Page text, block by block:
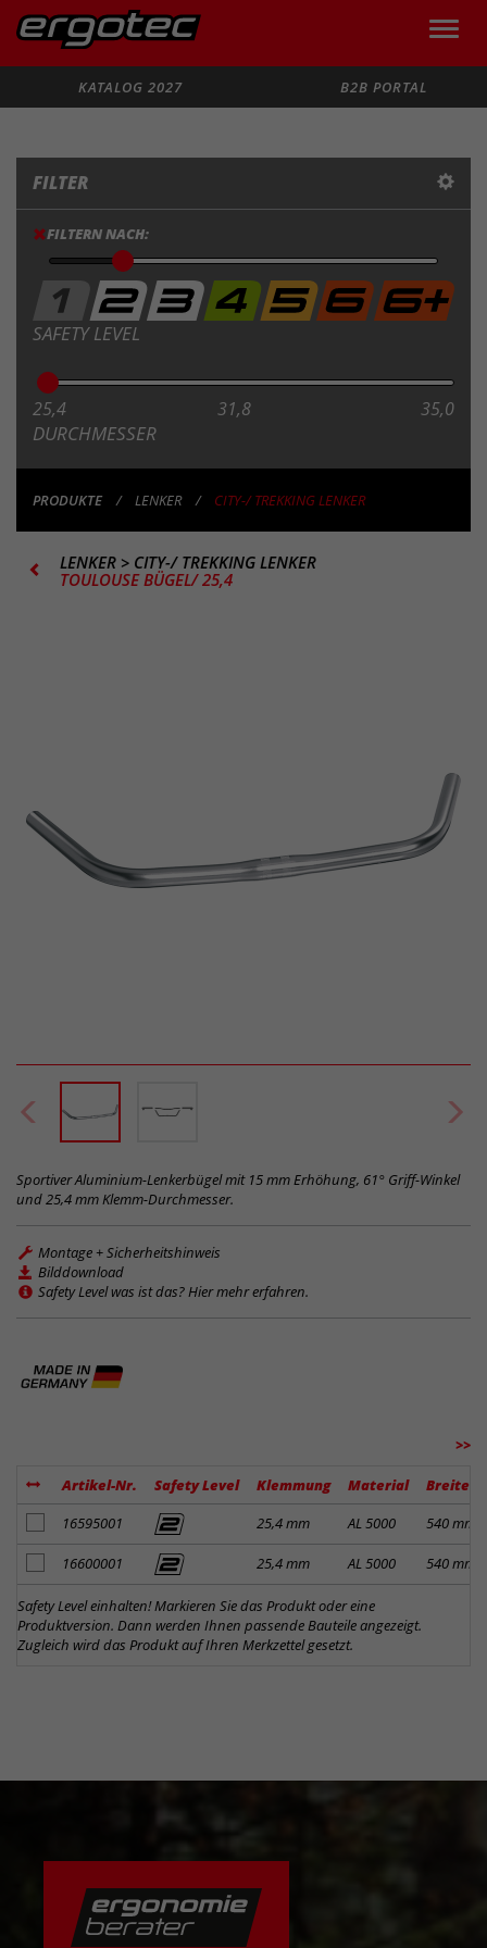
Toggle
KATALOG 2027
B2B PORTAL
FILTER
FILTERN NACH:
SAFETY LEVEL
25,4 31,8 35,0
DURCHMESSER
PRODUKTE LENKER CITY-/ TREKKING LENKER
LENKER > CITY-/ TREKKING LENKER
TOULOUSE BÜGEL/ 25,4
Sportiver Aluminium-Lenkerbügel mit 15 mm Erhöhung, 61° Griff-Winkel
und 25,4 mm Klemm-Durchmesser.
Montage + Sicherheitshinweis
Bilddownload
Safety Level was ist das? Hier mehr erfahren.
>>
Artikel-Nr. Safety Level Klemmung Material
Breite
Artikel zum Merkzettel hinzufügen
16595001 25,4 mm AL 5000 540 mm
Artikel zum Merkzettel hinzufügen
16600001 25,4 mm AL 5000 540 mm
Safety Level einhalten! Markieren Sie das Produkt oder eine
Produktversion. Dann werden Ihnen passende Bauteile angezeigt.
Zugleich wird das Produkt auf Ihren Merkzettel gesetzt.